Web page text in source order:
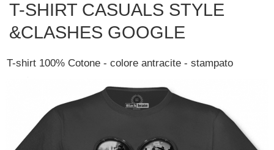
T-SHIRT CASUALS STYLE
&CLASHES GOOGLE
T-shirt 100% Cotone - colore antracite - stampato